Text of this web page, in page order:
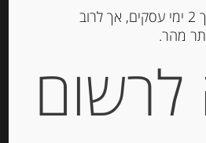
,ריבות, דבש וממרחים
ומתוקים
מתחייבים למשלוח תוך 2 ימי עסקים, אך לרוב
מהר.
לרשום